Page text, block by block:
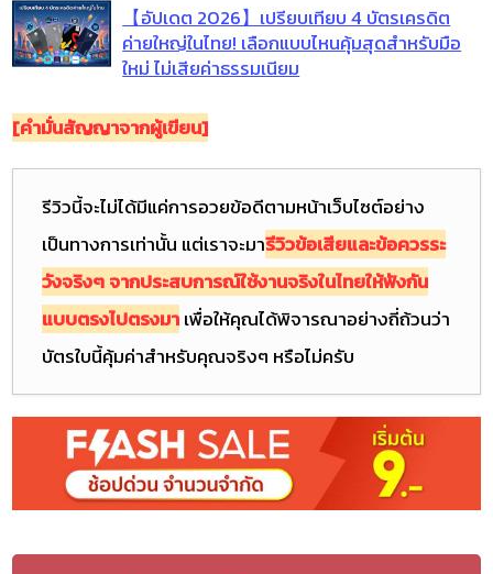
【อัปเดต 2026】เปรียบเทียบ 4 บัตรเครดิต
ค่ายใหญ่ในไทย! เลือกแบบไหนคุ้มสุดสำหรับมือ
ใหม่ ไม่เสียค่าธรรมเนียม
[คำมั่นสัญญาจากผู้เขียน]
รีวิวนี้จะไม่ได้มีแค่การอวยข้อดีตามหน้าเว็บไซต์อย่าง
เป็นทางการเท่านั้น แต่เราจะมารีวิวข้อเสียและข้อควรระ
วังจริงๆ จากประสบการณ์ใช้งานจริงในไทยให้ฟังกัน
แบบตรงไปตรงมาเพื่อให้คุณได้พิจารณาอย่างถี่ถ้วนว่า
บัตรใบนี้คุ้มค่าสำหรับคุณจริงๆ หรือไม่ครับ